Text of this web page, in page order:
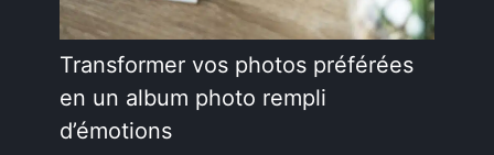
Transformer vos photos préférées
en un album photo rempli
d’émotions